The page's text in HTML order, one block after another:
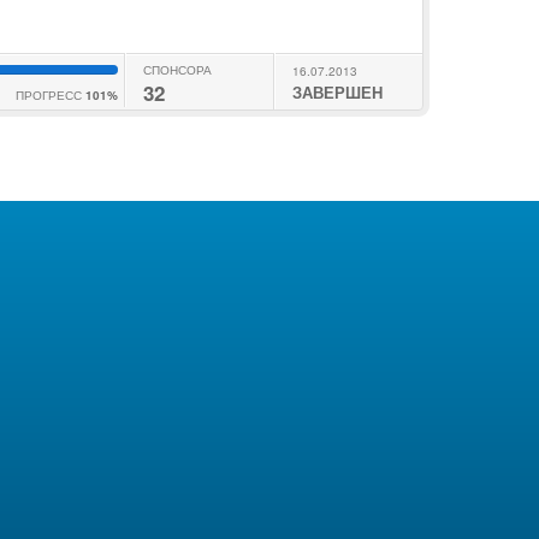
ПРОГРЕСС 101%
СПОНСОРА
32
16.07.2013
ЗАВЕРШЕН